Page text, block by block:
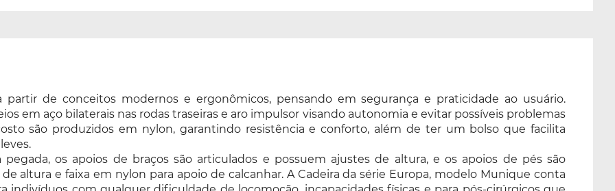
partir de conceitos modernos e ergonômicos, pensando em segurança e praticidade ao usuário.
em aço bilaterais nas rodas traseiras e aro impulsor visando autonomia e evitar possíveis problemas
são produzidos em nylon, garantindo resistência e conforto, além de ter um bolso que facilita
os apoios de braços são articulados e possuem ajustes de altura, e os apoios de pés são
altura e faixa em nylon para apoio de calcanhar. A Cadeira da série Europa, modelo Munique conta